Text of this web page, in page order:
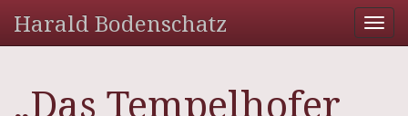
Harald Bodenschatz
„Das Tempelhofer